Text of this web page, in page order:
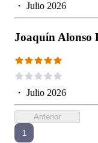
・ Julio 2026
Joaquín Alonso
・ Julio 2026
Anterior
1